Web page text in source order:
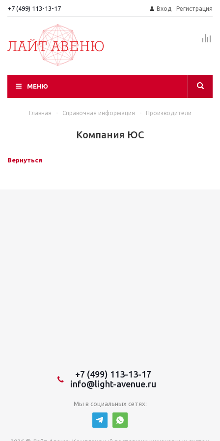
+7 (499) 113-13-17 Вход Регистрация
МЕНЮ
Главная - Справочная информация - Производители
Компания ЮС
Вернуться
+7 (499) 113-13-17
info@light-avenue.ru
Мы в социальных сетях: